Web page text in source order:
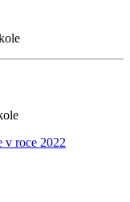
v roce 2022